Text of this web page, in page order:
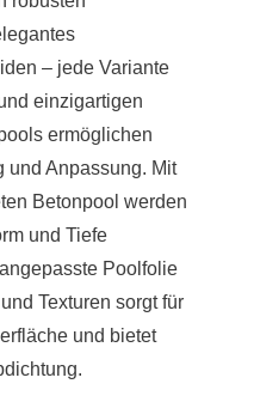
– jede Variante
einzigartigen
ermöglichen
und Anpassung. Mit
Betonpool werden
und Tiefe
Poolfolie
Texturen sorgt für
und bietet